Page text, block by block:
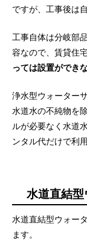
ですが、工事後は
工事自体は分岐部
容なので、賃貸住
っては設置ができ
浄水型ウォーター
水道水の不純物を
ルが必要なく水道
ンタル代だけで利
水道直結
水道直結型ウォー
ます。